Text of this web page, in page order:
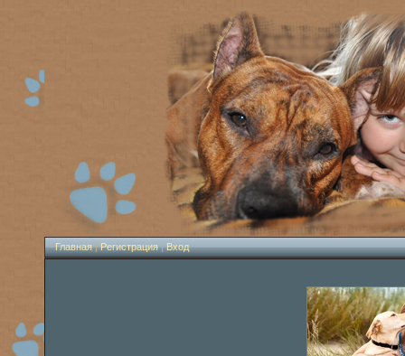
Главная|Регистрация|Вход